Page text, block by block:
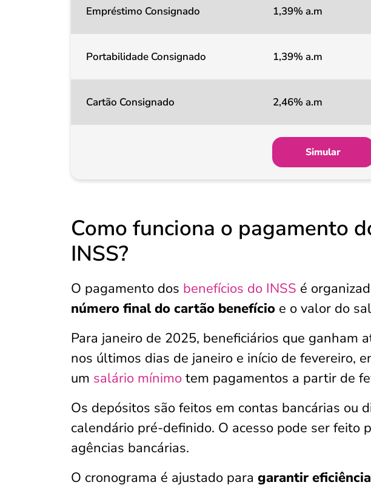
Empréstimo Consignado 1,39% a.m
Portabilidade Consignado 1,39% a.m
Cartão Consignado 2,46% a.m
Simular
Como funciona o pagamento
INSS?
O pagamento dos benefícios do INSS é
número final do cartão benefício e o valor do
Para janeiro de 2025, beneficiários que ganham
nos últimos dias de janeiro e início de fevereiro,
um salário mínimo tem pagamentos a partir de
Os depósitos são feitos em contas bancárias ou
calendário pré-definido. O acesso pode ser feito
agências bancárias.
O cronograma é ajustado para garantir